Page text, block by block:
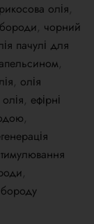
олія,
, чорний
пачулі для
,
, олія
, ефірні
,
,